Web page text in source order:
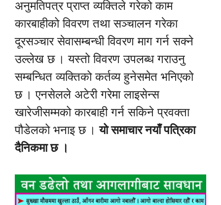
अनुमतिपत्र प्राप्त व्यक्तिले गरेको काम
कारबाहीको विवरण तथा सञ्चालन गरेका
दूरसञ्चार सेवासम्बन्धी विवरण माग गर्न सक्ने
उल्लेख छ । यस्तो विवरण उपलब्ध गराउनु
सम्बन्धित व्यक्तिको कर्तव्य हुनेसमेत भनिएको
छ । एनसेलले अटेरी गरेमा लाइसेन्स
खारेजीसम्मको कारबाही गर्न सकिने प्रवक्ता
पौडेलको भनाइ छ ।यो समाचार नयाँ पत्रिका
दैनिकमा छ ।